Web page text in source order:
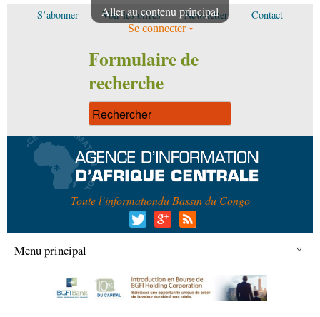
Aller au contenu principal
S’abonner Voir les offres Newsletter Contact
Se connecter
Formulaire de
recherche
Toute l’informationdu Bassin du Congo
Menu principal